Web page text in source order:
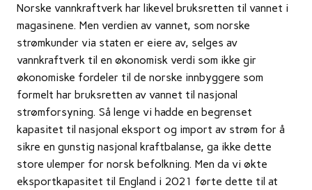
Norske vannkraftverk har likevel bruksretten til vannet i
magasinene. Men verdien av vannet, som norske
strømkunder via staten er eiere av, selges av
vannkraftverk til en økonomisk verdi som ikke gir
økonomiske fordeler til de norske innbyggere som
formelt har bruksretten av vannet til nasjonal
strømforsyning. Så lenge vi hadde en begrenset
kapasitet til nasjonal eksport og import av strøm for å
sikre en gunstig nasjonal kraftbalanse, ga ikke dette
store ulemper for norsk befolkning. Men da vi økte
eksportkapasitet til England i 2021 førte dette til at